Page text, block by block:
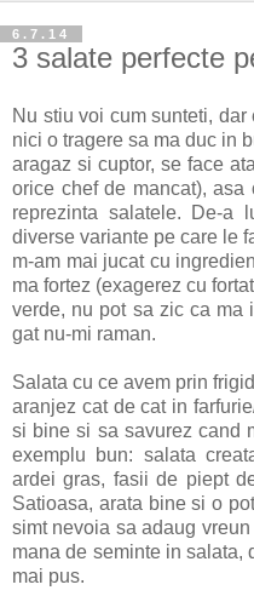
6.7.14
3 salate perfecte
Nu stiu voi cum sunteti,
nici o tragere sa ma duc in
aragaz si cuptor, se face
orice chef de mancat),
reprezinta salatele. De-a
diverse variante pe care le
m-am mai jucat cu
ma fortez (exagerez cu
verde, nu pot sa zic ca ma
gat nu-mi raman.
Salata cu ce avem prin
aranjez cat de cat in
si bine si sa savurez cand
exemplu bun: salata
ardei gras, fasii de piept
Satioasa, arata bine si o
simt nevoia sa adaug
mana de seminte in salata,
mai pus.